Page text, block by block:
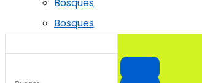
Bosques